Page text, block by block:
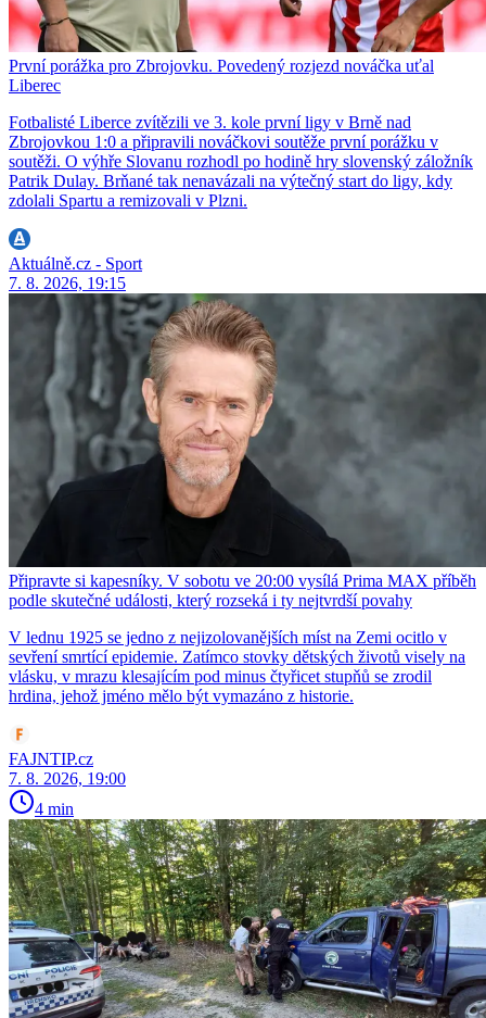
První porážka pro Zbrojovku. Povedený rozjezd nováčka uťal
Liberec
Fotbalisté Liberce zvítězili ve 3. kole první ligy v Brně nad
Zbrojovkou 1:0 a připravili nováčkovi soutěže první porážku v
soutěži. O výhře Slovanu rozhodl po hodině hry slovenský záložník
Patrik Dulay. Brňané tak nenavázali na výtečný start do ligy, kdy
zdolali Spartu a remizovali v Plzni.
Aktuálně.cz - Sport
7. 8. 2026, 19:15
Připravte si kapesníky. V sobotu ve 20:00 vysílá Prima MAX příběh
podle skutečné události, který rozseká i ty nejtvrdší povahy
V lednu 1925 se jedno z nejizolovanějších míst na Zemi ocitlo v
sevření smrtící epidemie. Zatímco stovky dětských životů visely na
vlásku, v mrazu klesajícím pod minus čtyřicet stupňů se zrodil
hrdina, jehož jméno mělo být vymazáno z historie.
FAJNTIP.cz
7. 8. 2026, 19:00
4 min